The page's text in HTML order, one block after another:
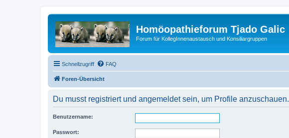
Homöopathieforum Tjado Galic
Forum für KollegInnenaustausch und Konsiliargruppen
Schnellzugriff FAQ
Foren-Übersicht
Du musst registriert und angemeldet sein, um Profile anzuschauen.
Benutzername:
Passwort: